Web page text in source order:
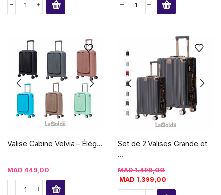
Valise Cabine Velvia – Élég...
MAD 449,00
Set de 2 Valises Grande et
...
MAD1.498,00
MAD 1.399,00